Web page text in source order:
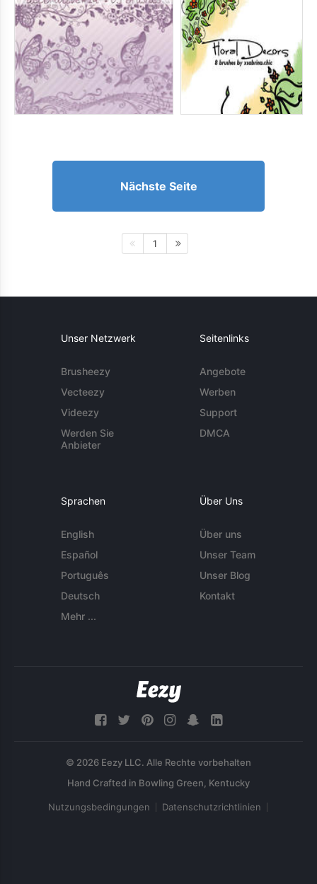
Nächste Seite
1
Unser Netzwerk
Brusheezy
Vecteezy
Videezy
Werden Sie
Anbieter
Seitenlinks
Angebote
Werben
Support
DMCA
Sprachen
English
Español
Português
Deutsch
Mehr ...
Über Uns
Über uns
Unser Team
Unser Blog
Kontakt
© 2026 Eezy LLC. Alle Rechte vorbehalten
Nutzungsbedingungen Datenschutzrichtlinien